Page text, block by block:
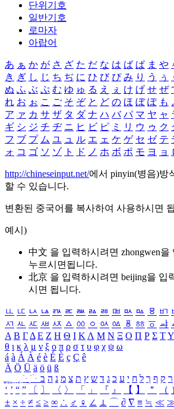
단위기호
일반기호
로마자
아랍어
あ ぁ か が さ ざ た だ な は ば ぱ ま や
き ぎ し じ ち ぢ に ひ び ぴ み り う ぅ
ぬ ふ ぶ ぷ む ゆ ゅ る え ぇ け げ せ ぜ
れ お ぉ こ ご そ ぞ と ど の ほ ぼ ぽ も
ア ァ カ サ ザ タ ダ ナ ハ バ パ マ ヤ ャ
ギ シ ジ チ ヂ ニ ヒ ビ ピ ミ リ ウ ゥ ク
フ ブ プ ム ユ ュ ル エ ェ ケ ゲ セ ゼ テ
ォ コ ゴ ソ ゾ ト ド ノ ホ ボ ポ モ ヨ ョ
http://chineseinput.net/에서 pinyin(병음)방
할 수 있습니다.
변환된 중국어를 복사하여 사용하시면
예시)
中文 을 입력하시려면 zhongwen을
누르시면됩니다.
北京 을 입력하시려면 beijing을 입
시면 됩니다.
ㅥ ㅦ ㅧ ㅨ ㅩ ㅪ ㅫ ㅬ ㅭ ㅮ ㅯ ㅰ ㅱ ㅲ
ㅺ ㅻ ㅼ ㅽ ㅾ ㅿ ㆀ ㆁ ㆂ ㆃ ㆄ ㆅ ㆆ ㆇ
Α Β ΓΔ Ε Ζ Η Θ Ι ΚΛ Μ Ν Ξ Ο Π Ρ Σ ΤΥ
θ ι κ λ μ ν ξ ο π ρ σ τ υ φ χ ψ ω
á à Á À é è É È ç Ç ê
Ä Ö Ü ä ö ü ß
ִֶֹ ֻּ ׁׂ ר ק ף ך ל ח י ע כ ג ד ש ץ ת צ מ נ ה ב
‘ ’ “ ” 〔 〕 〈 〉 「 」 『 』 【 】 ＂ （
± × ÷ ≠ ≤ ≥ ∞ ∴ ♂ ♀ ∠ ⊥ ⌒ ∂ ∇ ≡ ≒ ≪